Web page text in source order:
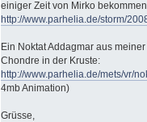
einiger Zeit von Mirko
http://www.parhelia.de/storm/
Ein Noktat Addagmar aus
Chondre in der Kruste:
http://www.parhelia.de/mets/vr/
4mb Animation)
Grüsse,